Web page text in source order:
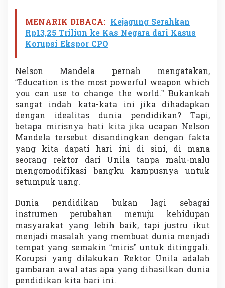
MENARIK DIBACA: Kejagung Serahkan
Rp13,25 Triliun ke Kas Negara dari Kasus
Korupsi Ekspor CPO
Nelson Mandela pernah mengatakan,
“Education is the most powerful weapon which
you can use to change the world.” Bukankah
sangat indah kata-kata ini jika dihadapkan
dengan idealitas dunia pendidikan? Tapi,
betapa mirisnya hati kita jika ucapan Nelson
Mandela tersebut disandingkan dengan fakta
yang kita dapati hari ini di sini, di mana
seorang rektor dari Unila tanpa malu-malu
mengomodifikasi bangku kampusnya untuk
setumpuk uang.
Dunia pendidikan bukan lagi sebagai
instrumen perubahan menuju kehidupan
masyarakat yang lebih baik, tapi justru ikut
menjadi masalah yang membuat dunia menjadi
tempat yang semakin “miris” untuk ditinggali.
Korupsi yang dilakukan Rektor Unila adalah
gambaran awal atas apa yang dihasilkan dunia
pendidikan kita hari ini.